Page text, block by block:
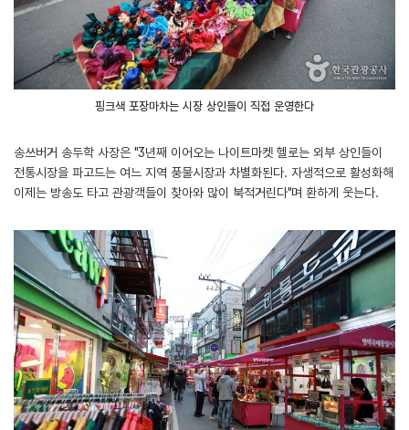
핑크색 포장마차는 시장 상인들이 직접 운영한다
송쓰버거 송두학 사장은 "3년째 이어오는 나이트마켓 헬로는 외부 상인들이
전통시장을 파고드는 여느 지역 풍물시장과 차별화된다. 자생적으로 활성화해
이제는 방송도 타고 관광객들이 찾아와 많이 북적거린다"며 환하게 웃는다.